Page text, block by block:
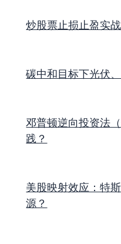
炒股票止损止盈实
碳中和目标下光伏
邓普顿逆向投资法
践？
美股映射效应：特
源？